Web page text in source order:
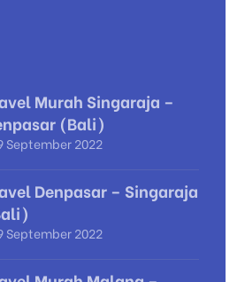
Murah Singaraja –
(Bali)
September 2022
Denpasar – Singaraja
September 2022